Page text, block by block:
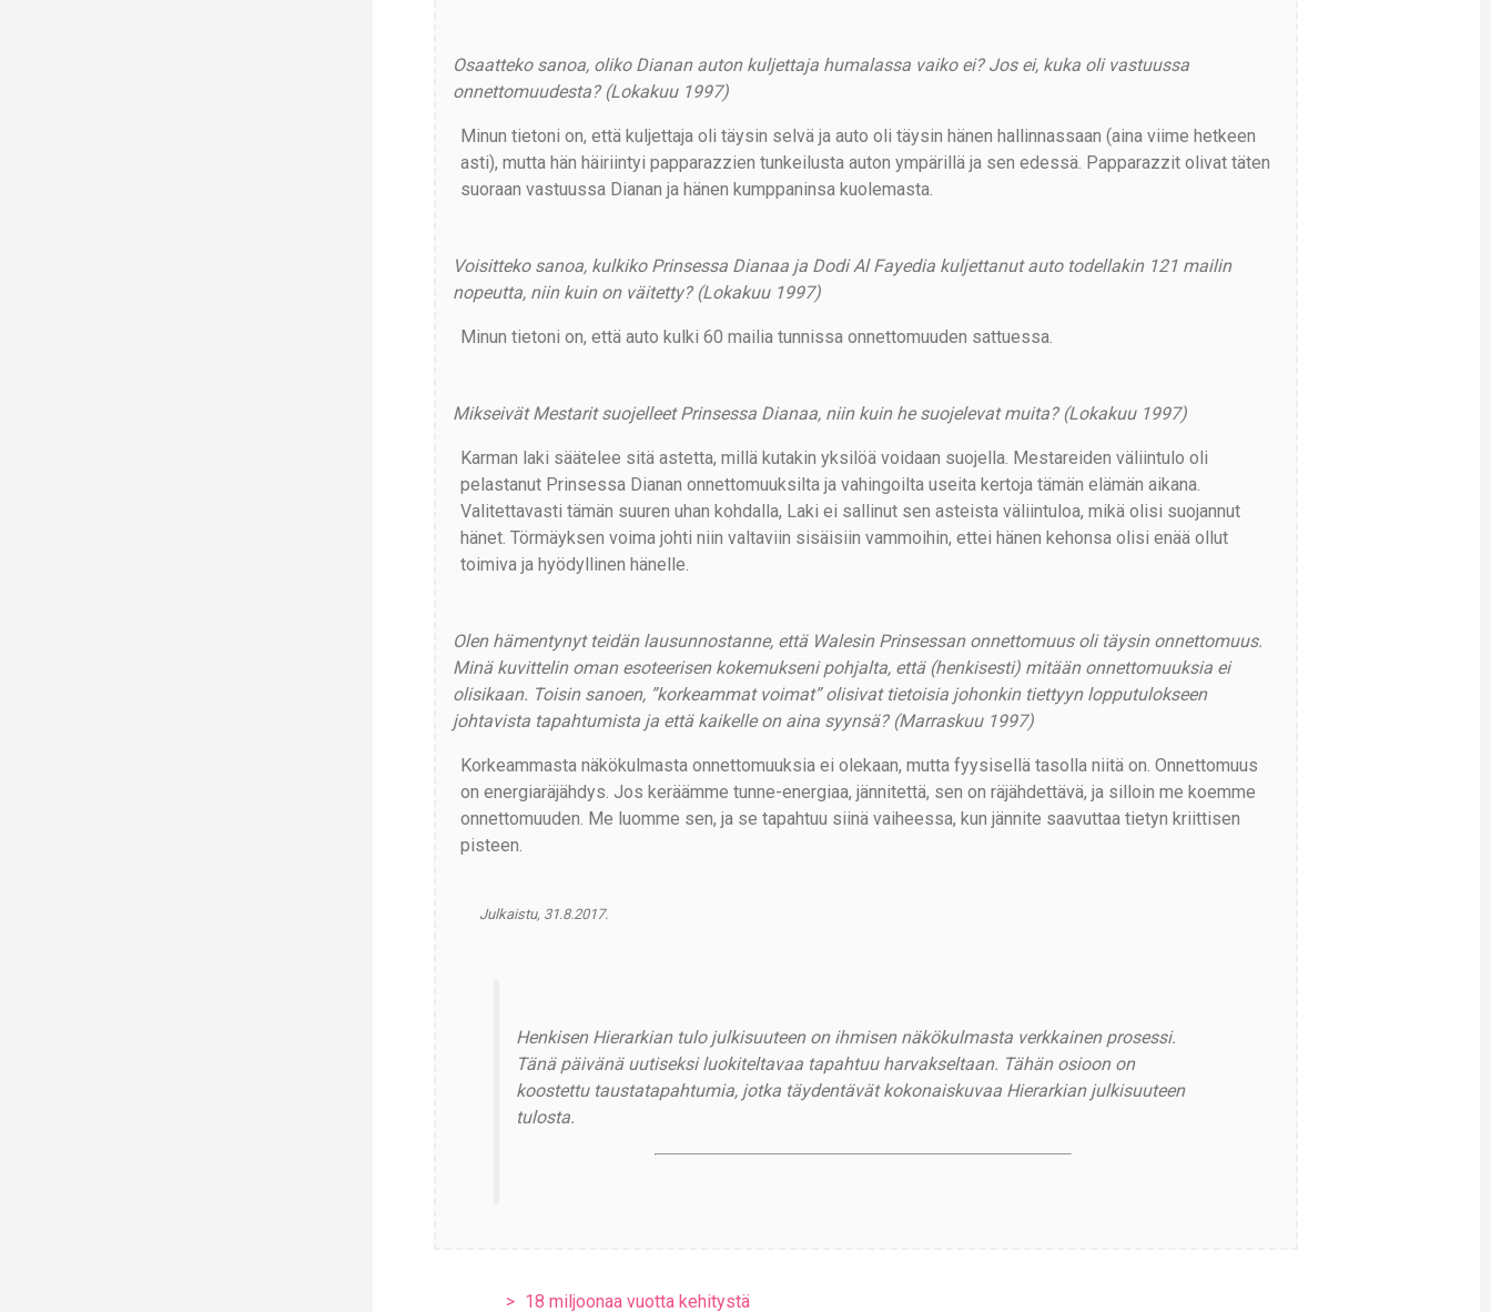
Osaatteko sanoa, oliko Dianan auton kuljettaja humalassa vaiko ei? Jos ei, kuka oli vastuussa
onnettomuudesta? (Lokakuu 1997)
Minun tietoni on, että kuljettaja oli täysin selvä ja auto oli täysin hänen hallinnassaan (aina viime hetkeen
asti), mutta hän häiriintyi papparazzien tunkeilusta auton ympärillä ja sen edessä. Papparazzit olivat täten
suoraan vastuussa Dianan ja hänen kumppaninsa kuolemasta.
Voisitteko sanoa, kulkiko Prinsessa Dianaa ja Dodi Al Fayedia kuljettanut auto todellakin 121 mailin
nopeutta, niin kuin on väitetty? (Lokakuu 1997)
Minun tietoni on, että auto kulki 60 mailia tunnissa onnettomuuden sattuessa.
Mikseivät Mestarit suojelleet Prinsessa Dianaa, niin kuin he suojelevat muita? (Lokakuu 1997)
Karman laki säätelee sitä astetta, millä kutakin yksilöä voidaan suojella. Mestareiden väliintulo oli
pelastanut Prinsessa Dianan onnettomuuksilta ja vahingoilta useita kertoja tämän elämän aikana.
Valitettavasti tämän suuren uhan kohdalla, Laki ei sallinut sen asteista väliintuloa, mikä olisi suojannut
hänet. Törmäyksen voima johti niin valtaviin sisäisiin vammoihin, ettei hänen kehonsa olisi enää ollut
toimiva ja hyödyllinen hänelle.
Olen hämentynyt teidän lausunnostanne, että Walesin Prinsessan onnettomuus oli täysin onnettomuus.
Minä kuvittelin oman esoteerisen kokemukseni pohjalta, että (henkisesti) mitään onnettomuuksia ei
olisikaan. Toisin sanoen, ”korkeammat voimat” olisivat tietoisia johonkin tiettyyn lopputulokseen
johtavista tapahtumista ja että kaikelle on aina syynsä? (Marraskuu 1997)
Korkeammasta näkökulmasta onnettomuuksia ei olekaan, mutta fyysisellä tasolla niitä on. Onnettomuus
on energiaräjähdys. Jos keräämme tunne-energiaa, jännitettä, sen on räjähdettävä, ja silloin me koemme
onnettomuuden. Me luomme sen, ja se tapahtuu siinä vaiheessa, kun jännite saavuttaa tietyn kriittisen
pisteen.
Julkaistu, 31.8.2017.
Henkisen Hierarkian tulo julkisuuteen on ihmisen näkökulmasta verkkainen prosessi.
Tänä päivänä uutiseksi luokiteltavaa tapahtuu harvakseltaan. Tähän osioon on
koostettu taustatapahtumia, jotka täydentävät kokonaiskuvaa Hierarkian julkisuuteen
tulosta.
18 miljoonaa vuotta kehitystä